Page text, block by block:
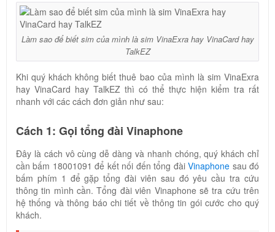
Làm sao để biết sim của mình là sim VinaExra hay VinaCard hay
TalkEZ
Khi quý khách không biết thuê bao của mình là sim VinaExra
hay VinaCard hay TalkEZ thì có thể thực hiện kiểm tra rất
nhanh với các cách đơn giản như sau:
Cách 1: Gọi tổng đài Vinaphone
Đây là cách vô cùng dễ dàng và nhanh chóng, quý khách chỉ
cần bấm 18001091 để kết nối đến tổng đàiVinaphone sau đó
bấm phím 1 để gặp tổng đài viên sau đó yêu cầu tra cứu
thông tin mình cần. Tổng đài viên Vinaphone sẽ tra cứu trên
hệ thống và thông báo chi tiết về thông tin gói cước cho quý
khách.